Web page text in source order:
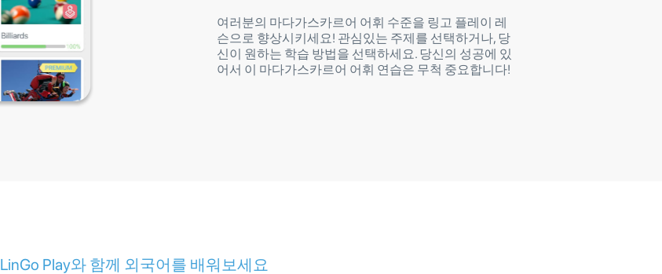
여러분의 마다가스카르어 어휘 수준을 링고 플레이 레
슨으로 향상시키세요! 관심있는 주제를 선택하거나, 당
신이 원하는 학습 방법을 선택하세요. 당신의 성공에 있
어서 이 마다가스카르어 어휘 연습은 무척 중요합니다!
LinGo Play와 함께 외국어를 배워보세요